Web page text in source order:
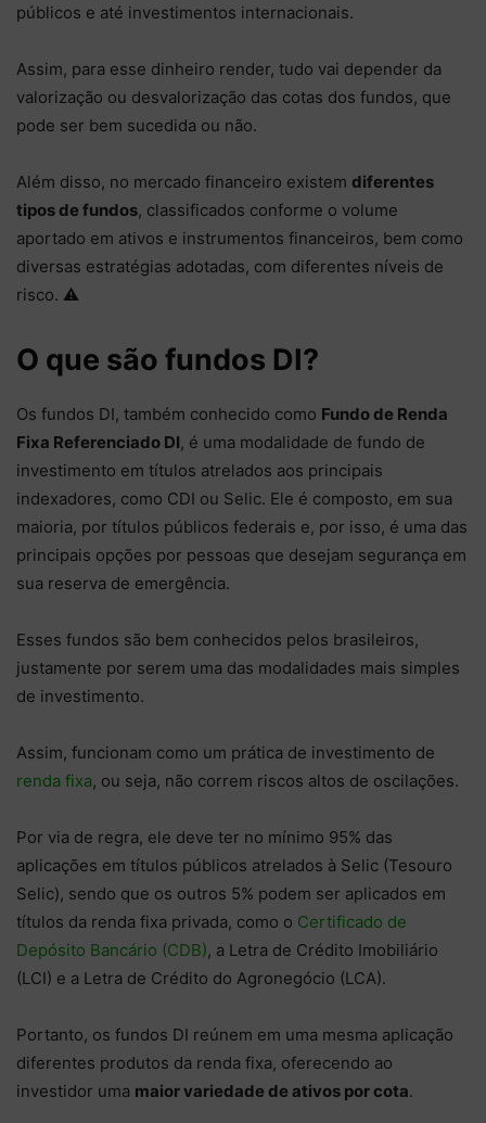
públicos e até investimentos internacionais.
Assim, para esse dinheiro render, tudo vai depender da
valorização ou desvalorização das cotas dos fundos, que
pode ser bem sucedida ou não.
Além disso, no mercado financeiro existem diferentes
tipos de fundos, classificados conforme o volume
aportado em ativos e instrumentos financeiros, bem como
diversas estratégias adotadas, com diferentes níveis de
risco. ⚠️
O que são fundos DI?
Os fundos DI, também conhecido como Fundo de Renda
Fixa Referenciado DI, é uma modalidade de fundo de
investimento em títulos atrelados aos principais
indexadores, como CDI ou Selic. Ele é composto, em sua
maioria, por títulos públicos federais e, por isso, é uma das
principais opções por pessoas que desejam segurança em
sua reserva de emergência.
Esses fundos são bem conhecidos pelos brasileiros,
justamente por serem uma das modalidades mais simples
de investimento.
Assim, funcionam como um prática de investimento de
renda fixa, ou seja, não correm riscos altos de oscilações.
Por via de regra, ele deve ter no mínimo 95% das
aplicações em títulos públicos atrelados à Selic (Tesouro
Selic), sendo que os outros 5% podem ser aplicados em
títulos da renda fixa privada, como o Certificado de
Depósito Bancário (CDB), a Letra de Crédito Imobiliário
(LCI) e a Letra de Crédito do Agronegócio (LCA).
Portanto, os fundos DI reúnem em uma mesma aplicação
diferentes produtos da renda fixa, oferecendo ao
investidor uma maior variedade de ativos por cota.